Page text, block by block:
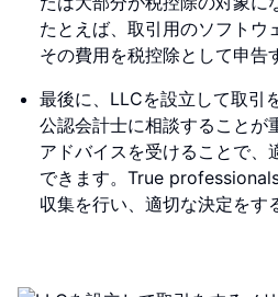
たとえば、取引用のソフトウ
その費用を税控除として申告
最後に、LLCを設立して取引
公認会計士に相談することが
アドバイスを受けることで、
できます。True
収集を行い、適切な決定をす